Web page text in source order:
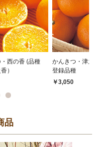
西の香 (品種
）
かんきつ・津之輝
登録品種
￥3,050
品